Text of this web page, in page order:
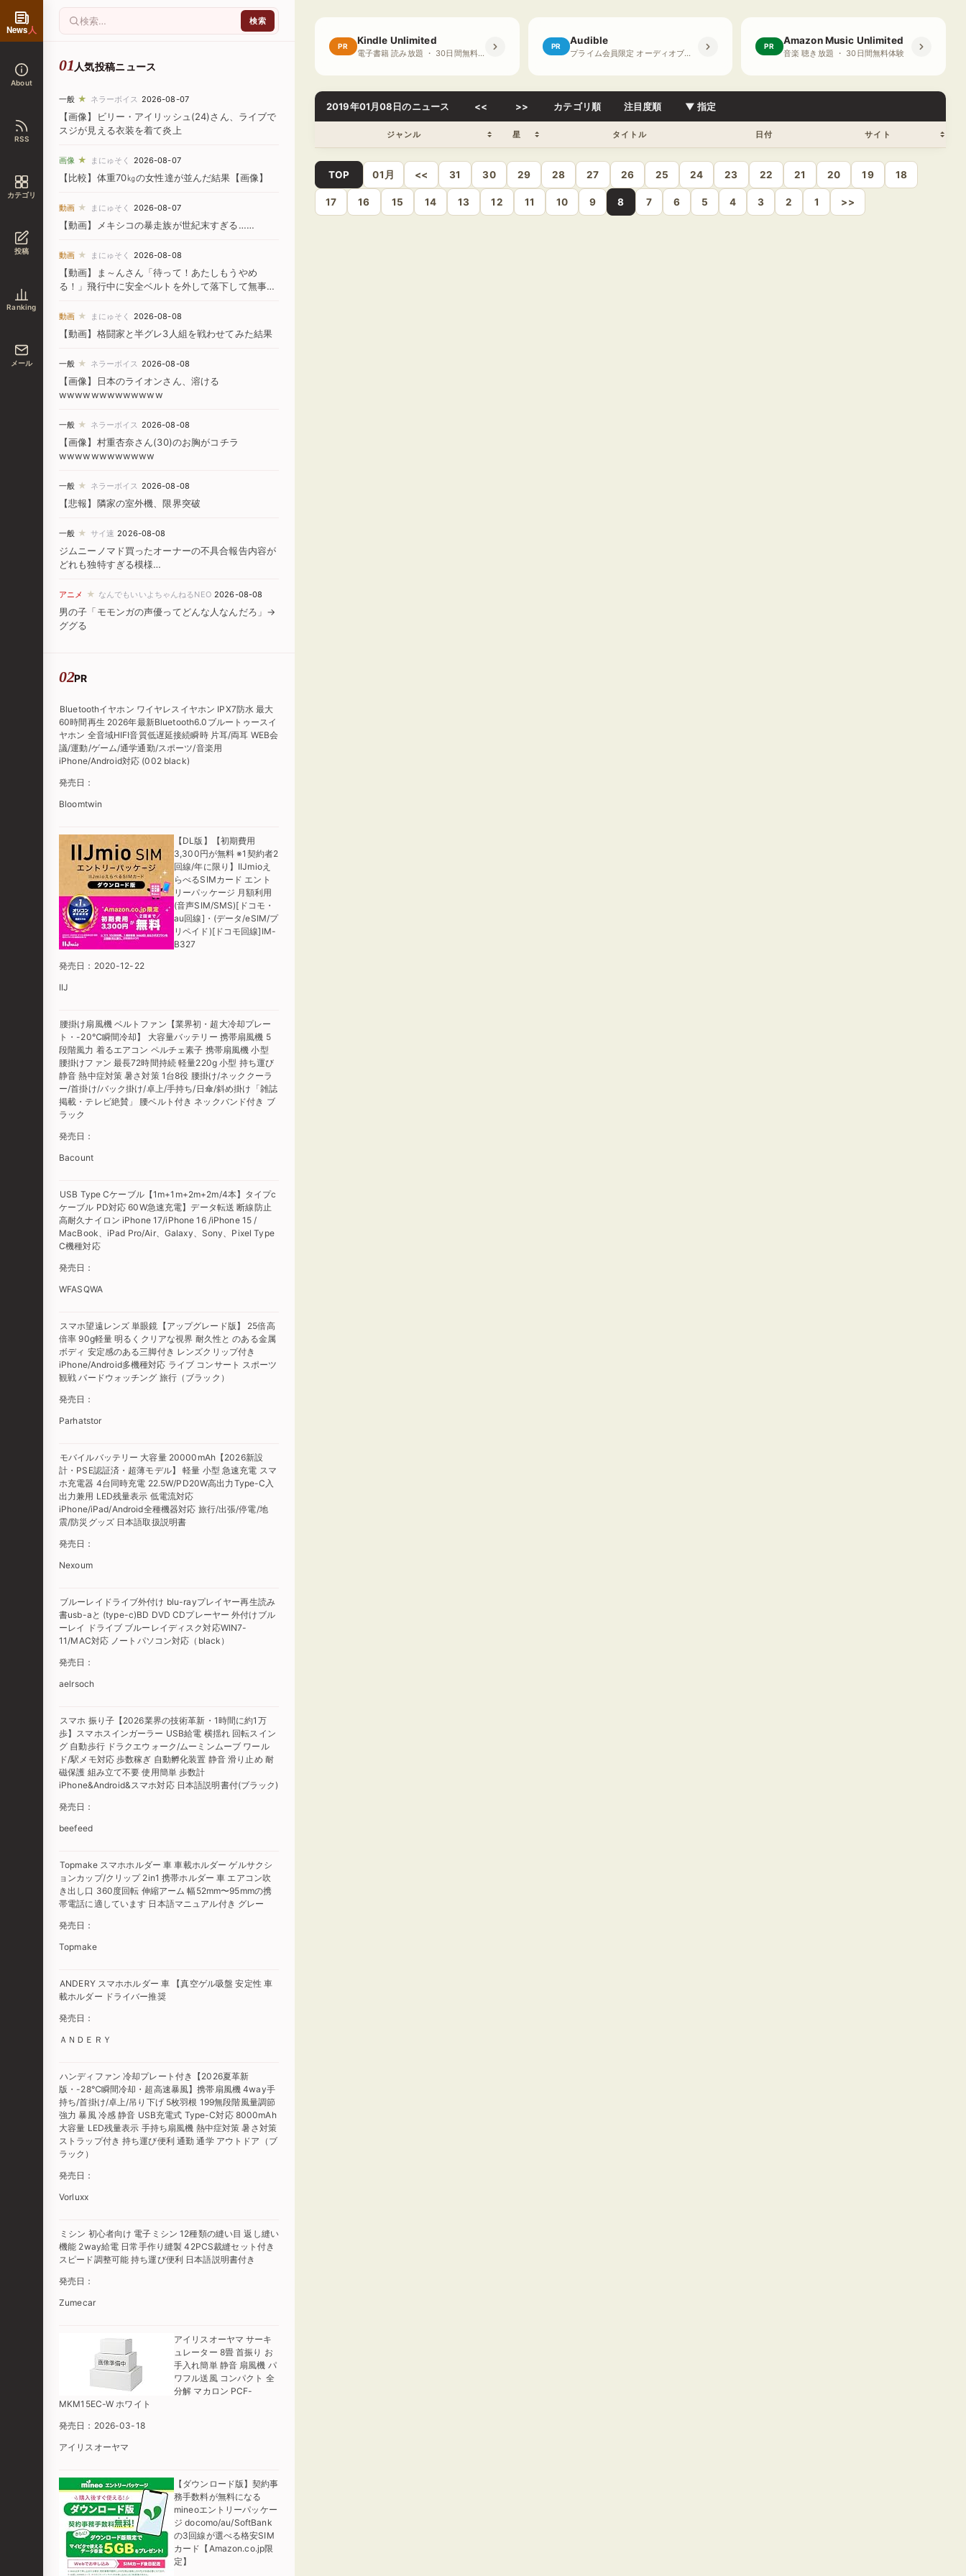
News人
About
RSS
カテゴリ
投稿
Ranking
メール
人気投稿ニュース
一般 ★ ネラーボイス 2026-08-07
【画像】ビリー・アイリッシュ(24)さん、ライブで
スジが見える衣装を着て炎上
画像 ★ まにゅそく 2026-08-07
【比較】体重70㎏の女性達が並んだ結果【画像】
動画 ★ まにゅそく 2026-08-07
【動画】メキシコの暴走族が世紀末すぎる……
動画 ★ まにゅそく 2026-08-08
【動画】ま～んさん「待って！あたしもうやめ
る！」飛行中に安全ベルトを外して落下して無事死
動画 ★ まにゅそく 2026-08-08
【動画】格闘家と半グレ3人組を戦わせてみた結果
一般 ★ ネラーボイス 2026-08-08
【画像】日本のライオンさん、溶ける
wwwwwwwwwwwww
一般 ★ ネラーボイス 2026-08-08
【画像】村重杏奈さん(30)のお胸がコチラ
wwwwwwwwwwww
一般 ★ ネラーボイス 2026-08-08
【悲報】隣家の室外機、限界突破
一般 ★ サイ速 2026-08-08
ジムニーノマド買ったオーナーの不具合報告内容が
どれも独特すぎる模様…
アニメ ★ なんでもいいよちゃんねるNEO 2026-08-08
男の子「モモンガの声優ってどんな人なんだろ」→
ググる
PR
Bluetoothイヤホン ワイヤレスイヤホン IPX7防水 最大
60時間再生 2026年最新Bluetooth6.0ブルートゥースイ
ヤホン 全音域HIFI音質低遅延接続瞬時 片耳/両耳 WEB会
議/運動/ゲーム/通学通勤/スポーツ/音楽用
iPhone/Android対応 (002 black)
発売日：
Bloomtwin
【DL版】【初期費用
3,300円が無料 ※1契約者2
回線/年に限り】IIJmioえ
らべるSIMカード エント
リーパッケージ 月額利用
(音声SIM/SMS)[ドコモ・
au回線]・(データ/eSIM/プ
リペイド)[ドコモ回線]IM-
B327
発売日：2020-12-22
IIJ
腰掛け扇風機 ベルトファン【業界初・超大冷却プレー
ト・-20℃瞬間冷却】 大容量バッテリー 携帯扇風機 5
段階風力 着るエアコン ペルチェ素子 携帯扇風機 小型
腰掛けファン 最長72時間持続 軽量220g 小型 持ち運び
静音 熱中症対策 暑さ対策 1台8役 腰掛け/ネッククーラ
ー/首掛け/バック掛け/卓上/手持ち/日傘/斜め掛け「雑誌
掲載・テレビ絶賛」 腰ベルト付き ネックバンド付き ブ
ラック
発売日：
Bacount
USB Type Cケーブル【1m+1m+2m+2m/4本】タイプc
ケーブル PD対応 60W急速充電】データ転送 断線防止
高耐久ナイロン iPhone 17/iPhone 16 /iPhone 15 /
MacBook、iPad Pro/Air、Galaxy、Sony、Pixel Type
C機種対応
発売日：
WFASQWA
スマホ望遠レンズ 単眼鏡【アップグレード版】 25倍高
倍率 90g軽量 明るくクリアな視界 耐久性と のある金属
ボディ 安定感のある三脚付き レンズクリップ付き
iPhone/Android多機種対応 ライブ コンサート スポーツ
観戦 バードウォッチング 旅行（ブラック）
発売日：
Parhatstor
モバイルバッテリー 大容量 20000mAh【2026新設
計・PSE認証済・超薄モデル】 軽量 小型 急速充電 スマ
ホ充電器 4台同時充電 22.5W/PD20W高出力Type-C入
出力兼用 LED残量表示 低電流対応
iPhone/iPad/Android全種機器対応 旅行/出張/停電/地
震/防災グッズ 日本語取扱説明書
発売日：
Nexoum
ブルーレイドライブ外付け blu-rayプレイヤー再生読み
書usb-aと (type-c)BD DVD CDプレーヤー 外付けブル
ーレイ ドライブ ブルーレイディスク対応WIN7-
11/MAC対応 ノートパソコン対応（black）
発売日：
aelrsoch
スマホ 振り子【2026業界の技術革新・1時間に約1万
歩】スマホスインガーラー USB給電 横揺れ 回転スイン
グ 自動歩行 ドラクエウォーク/ムーミンムーブ ワール
ド/駅メモ対応 歩数稼ぎ 自動孵化装置 静音 滑り止め 耐
磁保護 組み立て不要 使用簡単 歩数計
iPhone&Android&スマホ対応 日本語説明書付(ブラック)
発売日：
beefeed
Topmake スマホホルダー 車 車載ホルダー ゲルサクシ
ョンカップ/クリップ 2in1 携帯ホルダー 車 エアコン吹
き出し口 360度回転 伸縮アーム 幅52mm〜95mmの携
帯電話に適しています 日本語マニュアル付き グレー
発売日：
Topmake
ANDERY スマホホルダー 車 【真空ゲル吸盤 安定性 車
載ホルダー ドライバー推奨
発売日：
ＡＮＤＥＲＹ
ハンディファン 冷却プレート付き【2026夏革新
版・-28℃瞬間冷却・超高速暴風】携帯扇風機 4way手
持ち/首掛け/卓上/吊り下げ 5枚羽根 199無段階風量調節
強力 暴風 冷感 静音 USB充電式 Type-C対応 8000mAh
大容量 LED残量表示 手持ち扇風機 熱中症対策 暑さ対策
ストラップ付き 持ち運び便利 通勤 通学 アウトドア（ブ
ラック）
発売日：
Vorluxx
ミシン 初心者向け 電子ミシン 12種類の縫い目 返し縫い
機能 2way給電 日常手作り縫製 42PCS裁縫セット付き
スピード調整可能 持ち運び便利 日本語説明書付き
発売日：
Zumecar
アイリスオーヤマ サーキ
ュレーター 8畳 首振り お
手入れ簡単 静音 扇風機 パ
ワフル送風 コンパクト 全
分解 マカロン PCF-
MKM15EC-W ホワイト
発売日：2026-03-18
アイリスオーヤマ
【ダウンロード版】契約事
務手数料が無料になる
mineoエントリーパッケー
ジ docomo/au/SoftBank
の3回線が選べる格安SIM
カード【Amazon.co.jp限
定】
PR Kindle Unlimited
電子書籍 読み放題 ・ 30日間無料体験
PR Audible
プライム会員限定 オーディオブック ・ 30日間無料体験
PR Amazon Music Unlimited
音楽 聴き放題 ・ 30日間無料体験
2019年01月08日のニュース << >> カテゴリ順 注目度順 ▼ 指定
ジャンル 星 タイトル 日付 サイト
TOP 01月 << 31 30 29 28 27 26 25 24 23 22 21 20 19 18
17 16 15 14 13 12 11 10 9 8 7 6 5 4 3 2 1 >>